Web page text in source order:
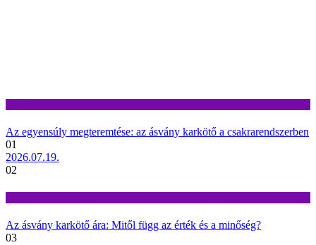
Az egyensúly megteremtése: az ásvány karkötő a csakrarendszerben
01
2026.07.19.
02
Az ásvány karkötő ára: Mitől függ az érték és a minőség?
03